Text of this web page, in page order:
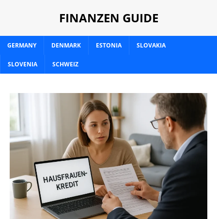
FINANZEN GUIDE
GERMANY DENMARK ESTONIA SLOVAKIA
SLOVENIA SCHWEIZ